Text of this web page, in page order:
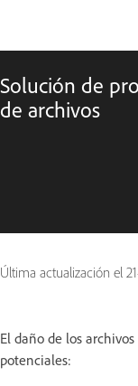
Solución de
de archivos
Última actualización el
El daño de los
potenciales: